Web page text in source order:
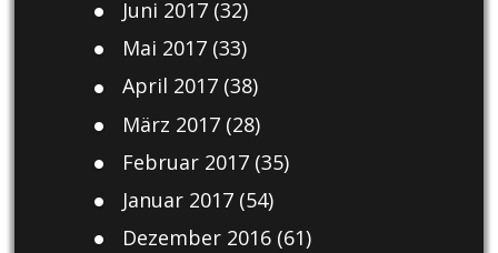
Juni 2017(32)
Mai 2017(33)
April 2017(38)
März 2017(28)
Februar 2017(35)
Januar 2017(54)
Dezember 2016(61)